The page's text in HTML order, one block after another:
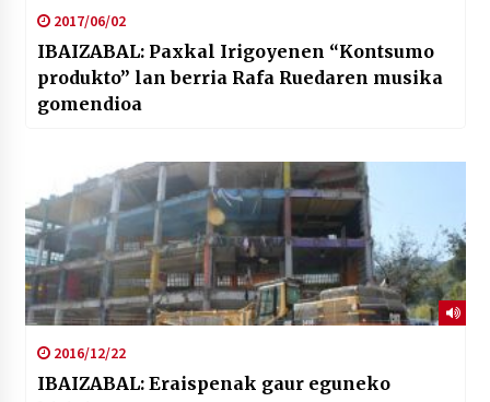
2017/06/02
IBAIZABAL: Paxkal Irigoyenen “Kontsumo
produkto” lan berria Rafa Ruedaren musika
gomendioa
2016/12/22
IBAIZABAL: Eraispenak gaur eguneko